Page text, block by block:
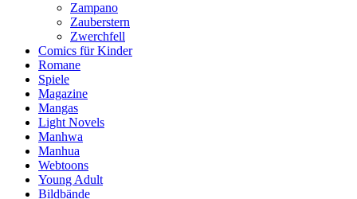
Zampano
Zauberstern
Zwerchfell
Comics für Kinder
Romane
Spiele
Magazine
Mangas
Light Novels
Manhwa
Manhua
Webtoons
Young Adult
Bildbände